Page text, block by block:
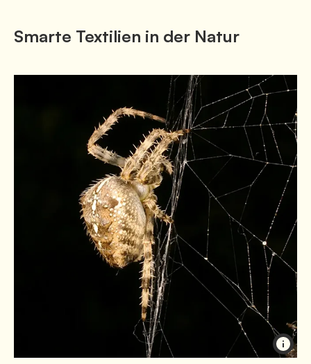
Smarte Textilien in der Natur